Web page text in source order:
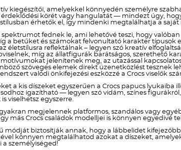
kiegészítői, amelyekkel könnyedén személyre
körét vagy hangulatát — mindezt úgy,
érhetők el, így mindenki megtalálhatja a
fednek le, ami lehetővé teszi, hogy
a betűket és számokat felvonultató karakter
életstílusra reflektálnak – legyen szó kreatív
míg az állatfigurák barátságos, szerethető
jelenítenek meg, az utazással
szöveges elemek direkt üzenetközlést tesznek
valódi önkifejezési eszközzé a Crocs viselők
a kis díszeket egyszerűen a Crocs papucs lyukaiba
igazítható — legyen szó vidám, színes
viselhetsz egyszerre.
megjelennek platformos, szandálos vagy
más Crocs családok modelljei is könnyen egyedivé
módját biztosítják annak, hogy a lábbelidet
könnyen megtalálhatod azokat a díszeket,
személyiséged!